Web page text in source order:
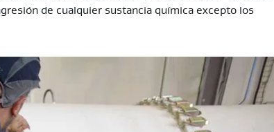
de cualquier sustancia química excepto los